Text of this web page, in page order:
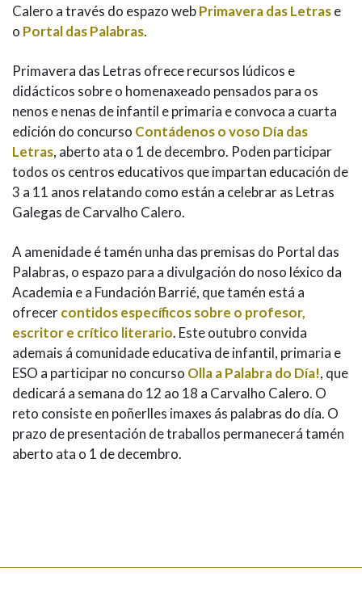
Calero a través do espazo webPrimavera das Letrase
o Portal das Palabras.
Primavera das Letras ofrece recursos lúdicos e
didácticos sobre o homenaxeado pensados para os
nenos e nenas de infantil e primaria e convoca a cuarta
edición do concurso Contádenos o voso Día das
Letras, aberto ata o 1 de decembro. Poden participar
todos os centros educativos que impartan educación de
3 a 11 anos relatando como están a celebrar as Letras
Galegas de Carvalho Calero.
A amenidade é tamén unha das premisas do Portal das
Palabras, o espazo para a divulgación do noso léxico da
Academia e a Fundación Barrié, que tamén está a
ofrecercontidos específicos sobre o profesor,
escritor e crítico literario. Este outubro convida
ademais á comunidade educativa de infantil, primaria e
ESO a participar no concurso Olla a Palabra do Día!, que
dedicará a semana do 12 ao 18 a Carvalho Calero. O
reto consiste en poñerlles imaxes ás palabras do día. O
prazo de presentación de traballos permanecerá tamén
aberto ata o 1 de decembro.